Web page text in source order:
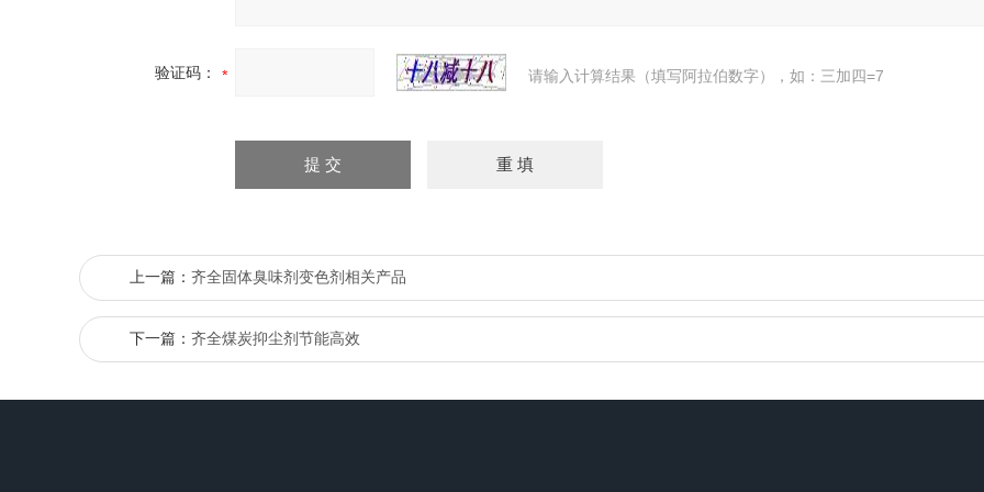
验证码： 请输入计算结果（填写阿拉伯数字），如：三加四=7
上一篇： 齐全固体臭味剂变色剂相关产品
下一篇： 齐全煤炭抑尘剂节能高效